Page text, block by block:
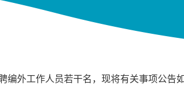
编外工作人员若干名，现将有关事项公告